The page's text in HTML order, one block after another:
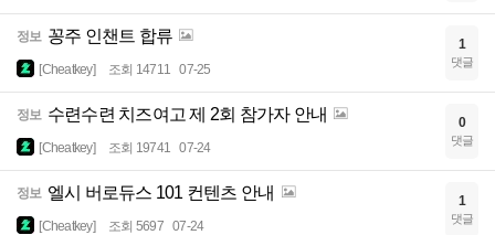
정보 꽁주 인챈트 합류
[Cheatkey] 조회 14711 07-25
1
댓글
정보 수련수련 치즈여고 제 2회 참가자 안내
[Cheatkey] 조회 19741 07-24
0
댓글
정보 엘시 버로듀스 101 컨텐츠 안내
[Cheatkey] 조회 5697 07-24
1
댓글